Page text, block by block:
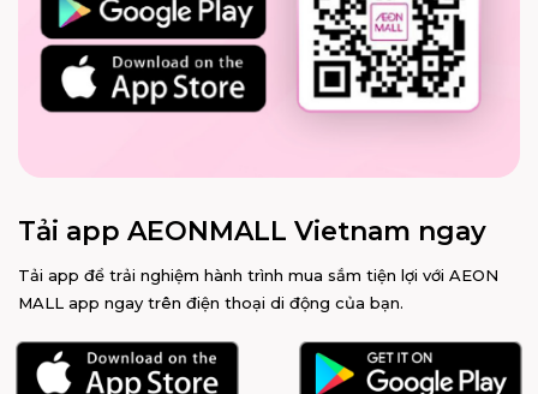
Tải app AEONMALL Vietnam ngay
Tải app để trải nghiệm hành trình mua sắm tiện lợi với AEON
MALL app ngay trên điện thoại di động của bạn.